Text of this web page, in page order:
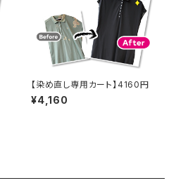
【染め直し専用カート】4160円
¥4,160